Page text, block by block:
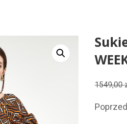
1549,00